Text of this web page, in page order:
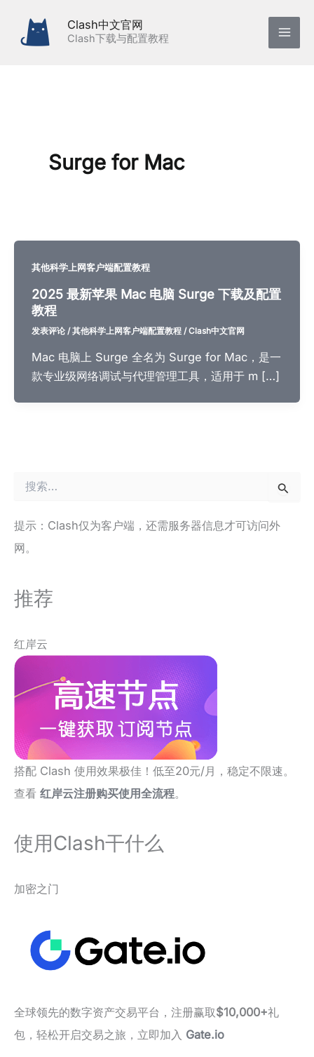
Clash中文官网
Clash下载与配置教程
Surge for Mac
其他科学上网客户端配置教程
2025 最新苹果 Mac 电脑 Surge 下载及配置
教程
发表评论 /其他科学上网客户端配置教程/Clash中文官网
Mac 电脑上 Surge 全名为 Surge for Mac，是一
款专业级网络调试与代理管理工具，适用于 m […]
提示：Clash仅为客户端，还需服务器信息才可访问外
网。
推荐
红岸云
搭配 Clash 使用效果极佳！低至20元/月，稳定不限速。
查看 红岸云注册购买使用全流程。
使用Clash干什么
加密之门
全球领先的数字资产交易平台，注册赢取$10,000+礼
包，轻松开启交易之旅，立即加入 Gate.io